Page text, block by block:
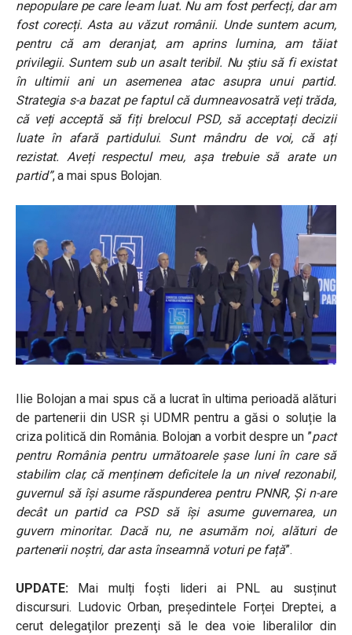
nepopulare pe care le-am luat. Nu am fost perfecți, dar am
fost corecți. Asta au văzut românii. Unde suntem acum,
pentru că am deranjat, am aprins lumina, am tăiat
privilegii. Suntem sub un asalt teribil. Nu știu să fi existat
în ultimii ani un asemenea atac asupra unui partid.
Strategia s-a bazat pe faptul că dumneavosatră veți trăda,
că veți acceptă să fiți brelocul PSD, să acceptați decizii
luate în afară partidului. Sunt mândru de voi, că ați
rezistat. Aveți respectul meu, așa trebuie să arate un
partid”, a mai spus Bolojan.
Ilie Bolojan a mai spus că a lucrat în ultima perioadă alături
de partenerii din USR și UDMR pentru a găsi o soluție la
criza politică din România. Bolojan a vorbit despre un ”pact
pentru România pentru următoarele șase luni în care să
stabilim clar, că menținem deficitele la un nivel rezonabil,
guvernul să își asume răspunderea pentru PNNR, Și n-are
decât un partid ca PSD să își asume guvernarea, un
guvern minoritar. Dacă nu, ne asumăm noi, alături de
partenerii noștri, dar asta înseamnă voturi pe față”.
UPDATE:Mai mulți foști lideri ai PNL au susținut
discursuri.
Ludovic Orban, președintele Forței Dreptei, a
cerut delegaţilor prezenţi să le dea voie liberalilor din